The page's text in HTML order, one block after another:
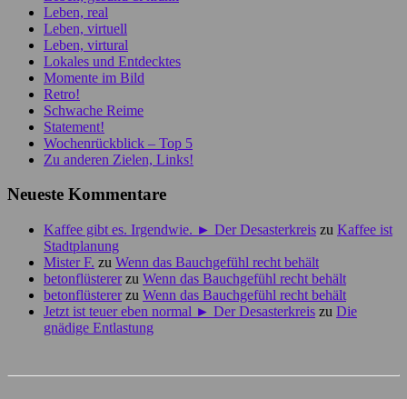
Leben, real
Leben, virtuell
Leben, virtural
Lokales und Entdecktes
Momente im Bild
Retro!
Schwache Reime
Statement!
Wochenrückblick – Top 5
Zu anderen Zielen, Links!
Neueste Kommentare
Kaffee gibt es. Irgendwie. ► Der Desasterkreis zu Kaffee ist
Stadtplanung
Mister F. zu Wenn das Bauchgefühl recht behält
betonflüstererzu Wenn das Bauchgefühl recht behält
betonflüstererzu Wenn das Bauchgefühl recht behält
Jetzt ist teuer eben normal ► Der Desasterkreis zu Die
gnädige Entlastung